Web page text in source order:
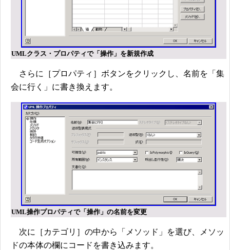
UMLクラス・プロパティで「操作」を新規作成
さらに［プロパティ］ボタンをクリックし、名前を「集
会に行く」に書き換えます。
UML操作プロパティで「操作」の名前を変更
次に［カテゴリ］の中から「メソッド」を選び、メソッ
ドの本体の欄にコードを書き込みます。